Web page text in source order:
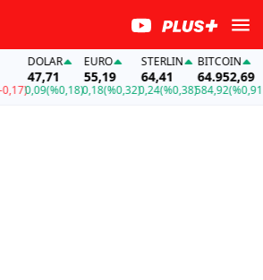
DOLAR
47,71
0,09(%0,18)
EURO
55,19
0,18(%0,32)
STERLIN
64,41
0,24(%0,38)
BITCOIN
64.952,69
584,92(%0,91)